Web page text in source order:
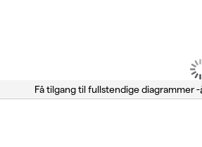
Få tilgang til fullstendige diagrammer -